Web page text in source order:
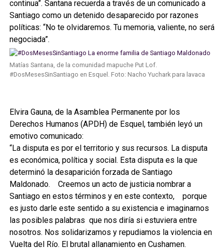
continua”. Santana recuerda a través de un comunicado a
Santiago como un detenido desaparecido por razones
políticas: “No te olvidaremos. Tu memoria, valiente, no será
negociada”.
Matías Santana, de la comunidad mapuche Put Lof.
#DosMesesSinSantiago en Esquel. Foto: Nacho Yuchark para lavaca
Elvira Gauna, de la Asamblea Permanente por los
Derechos Humanos (APDH) de Esquel, también leyó un
emotivo comunicado:
“La disputa es por el territorio y sus recursos. La disputa
es económica, política y social. Esta disputa es la que
determinó la desaparición forzada de Santiago
Maldonado. Creemos un acto de justicia nombrar a
Santiago en estos términos y en este contexto, porque
es justo darle este sentido a su existencia e imaginarnos
las posibles palabras que nos diría si estuviera entre
nosotros. Nos solidarizamos y repudiamos la violencia en
Vuelta del Río. El brutal allanamiento en Cushamen.